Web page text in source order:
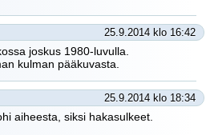
25.9.2014 klo 16:42
joskus 1980-luvulla.
kulman pääkuvasta.
25.9.2014 klo 18:34
aiheesta, siksi hakasulkeet.